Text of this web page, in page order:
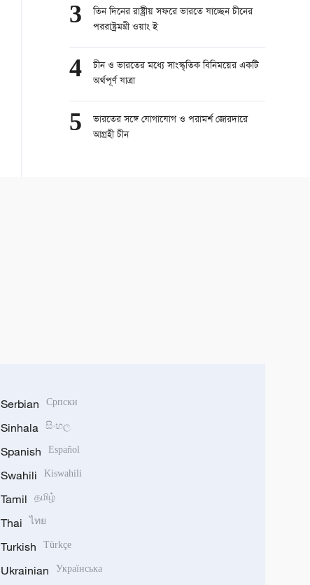
3
তিন দিনের রাষ্ট্রীয় সফরে ভারতে যাচ্ছেন চীনের
পররাষ্ট্রমন্ত্রী ওয়াং ই
4
চীন ও ভারতের মধ্যে সাংস্কৃতিক বিনিময়ের একটি
অর্থপূর্ণ যাত্রা
5
ভারতের সঙ্গে যোগাযোগ ও পরামর্শ জোরদারে
আগ্রহী চীন
Serbian Српски
Sinhala සිංහල
Spanish Español
Swahili Kiswahili
Tamil தமிழ்
Thai ไทย
Turkish Türkçe
Ukrainian Українська